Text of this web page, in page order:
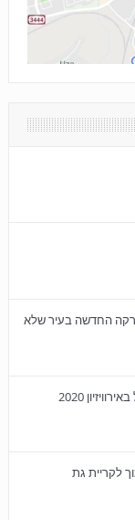
המזרקה החדשה בעיר שלא
2020